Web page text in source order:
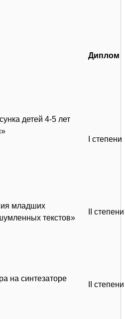
Диплом
детей 4-5 лет
I степени
младших
текстов»
II степени
на синтезаторе
II степени